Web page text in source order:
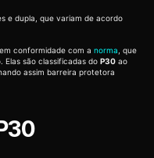
e dupla, que variam de acordo
conformidade com a norma , que
Elas são classificadas do P30 ao
assim barreira protetora